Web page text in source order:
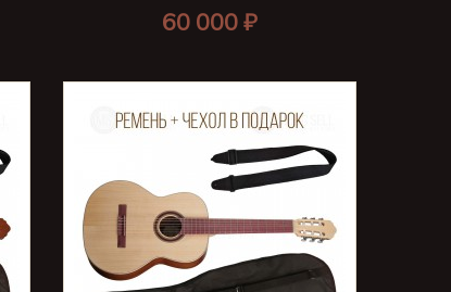
60 000 ₽